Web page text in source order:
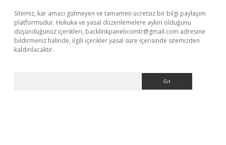
Sitemiz, kar amacı gütmeyen ve tamamen ücretsiz bir bilgi paylaşım
platformudur. Hukuka ve yasal düzenlemelere aykırı olduğunu
düşündüğünüz içerikleri, backlinkpanelicomtr@gmail.com adresine
bildirmeniz halinde, ilgili içerikler yasal süre içerisinde sitemizden
kaldırılacaktır.